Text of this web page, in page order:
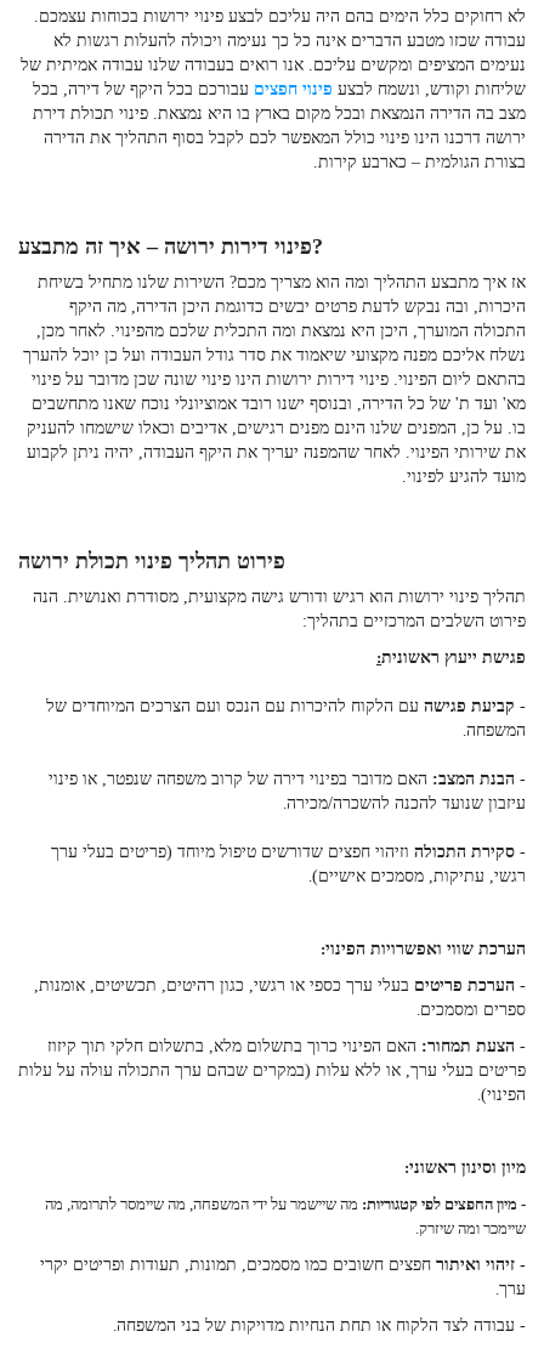
לא רחוקים כלל הימים בהם היה עליכם לבצע פינוי ירושות בכוחות עצמכם.
עבודה שכזו מטבע הדברים אינה כל כך נעימה ויכולה להעלות רגשות לא
נעימים המציפים ומקשים עליכם. אנו רואים בעבודה שלנו עבודה אמיתית של
שליחות וקודש, ונשמח לבצע פינוי חפצים עבורכם בכל היקף של דירה, בכל
מצב בה הדירה הנמצאת ובכל מקום בארץ בו היא נמצאת. פינוי תכולת דירת
ירושה דרכנו הינו פינוי כולל המאפשר לכם לקבל בסוף התהליך את הדירה
בצורת הגולמית – כארבע קירות.
פינוי דירות ירושה– איך זה מתבצע?
אז איך מתבצע התהליך ומה הוא מצריך מכם? השירות שלנו מתחיל בשיחת
היכרות, ובה נבקש לדעת פרטים יבשים כדוגמת היכן הדירה, מה היקף
התכולה המוערך, היכן היא נמצאת ומה התכלית שלכם מהפינוי. לאחר מכן,
נשלח אליכם מפנה מקצועי שיאמוד את סדר גודל העבודה ועל כן יוכל להערך
בהתאם ליום הפינוי. פינוי דירות ירושות הינו פינוי שונה שכן מדובר על פינוי
מא' ועד ת' של כל הדירה, ובנוסף ישנו רובד אמוציונלי נוכח שאנו מתחשבים
בו. על כן, המפנים שלנו הינם מפנים רגישים, אדיבים וכאלו שישמחו להעניק
את שירותי הפינוי. לאחר שהמפנה יעריך את היקף העבודה, יהיה ניתן לקבוע
מועד להגיע לפינוי.
פירוט תהליך פינוי תכולת ירושה
תהליך פינוי ירושות הוא רגיש ודורש גישה מקצועית, מסודרת ואנושית. הנה
פירוט השלבים המרכזיים בתהליך:
פגישת ייעוץ ראשונית:
- קביעת פגישה עם הלקוח להיכרות עם הנכס ועם הצרכים המיוחדים של
המשפחה.
- הבנת המצב: האם מדובר בפינוי דירה של קרוב משפחה שנפטר, או פינוי
עיזבון שנועד להכנה להשכרה/מכירה.
- סקירת התכולה וזיהוי חפצים שדורשים טיפול מיוחד (פריטים בעלי ערך
רגשי, עתיקות, מסמכים אישיים).
הערכת שווי ואפשרויות הפינוי:
- הערכת פריטים בעלי ערך כספי או רגשי, כגון רהיטים, תכשיטים, אומנות,
ספרים ומסמכים.
- הצעת תמחור: האם הפינוי כרוך בתשלום מלא, בתשלום חלקי תוך קיזוז
פריטים בעלי ערך, או ללא עלות (במקרים שבהם ערך התכולה עולה על עלות
הפינוי).
מיון וסינון ראשוני:
- מיון החפצים לפי קטגוריות: מה שיישמר על ידי המשפחה, מה שיימסר לתרומה, מה
שיימכר ומה שיזרק.
- זיהוי ואיתור חפצים חשובים כמו מסמכים, תמונות, תעודות ופריטים יקרי
ערך.
- עבודה לצד הלקוח או תחת הנחיות מדויקות של בני המשפחה.